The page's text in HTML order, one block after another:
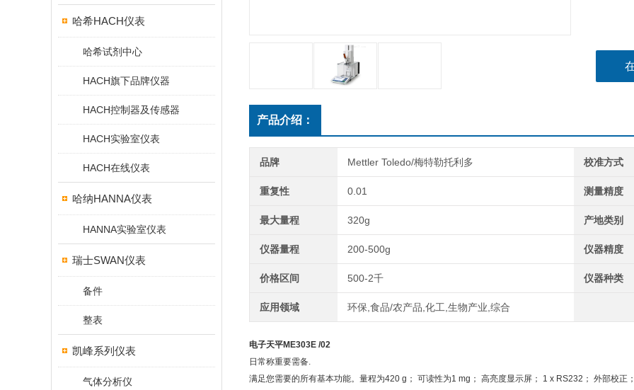
哈希HACH仪表
哈希试剂中心
HACH旗下品牌仪器
HACH控制器及传感器
HACH实验室仪表
HACH在线仪表
哈纳HANNA仪表
HANNA实验室仪表
瑞士SWAN仪表
备件
整表
凯峰系列仪表
气体分析仪
产品介绍：
品牌 Mettler Toledo/梅特勒托利多 校准方式
重复性 0.01 测量精度
最大量程 320g 产地类别
仪器量程 200-500g 仪器精度
价格区间 500-2千 仪器种类
应用领域 环保,食品/农产品,化工,生物产业,综合
电子天平ME303E /02
日常称重要需备.
满足您需要的所有基本功能。量程为420 g； 可读性为1 mg； 高亮度显示屏； 1 x RS232； 外部校正